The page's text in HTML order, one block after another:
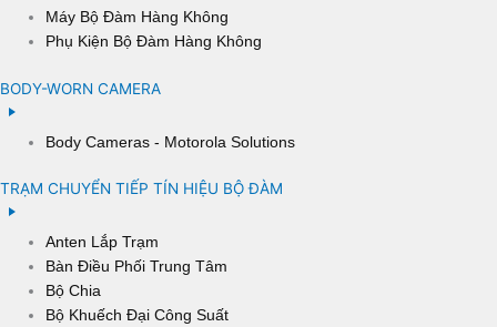
Máy Bộ Đàm Hàng Không
Phụ Kiện Bộ Đàm Hàng Không
BODY-WORN CAMERA
Body Cameras - Motorola Solutions
TRẠM CHUYỂN TIẾP TÍN HIỆU BỘ ĐÀM
Anten Lắp Trạm
Bàn Điều Phối Trung Tâm
Bộ Chia
Bộ Khuếch Đại Công Suất